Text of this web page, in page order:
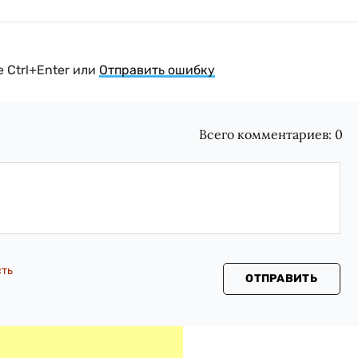
Ctrl+Enter или Отправить ошибку
Всего комментариев: 0
ОТПРАВИТЬ